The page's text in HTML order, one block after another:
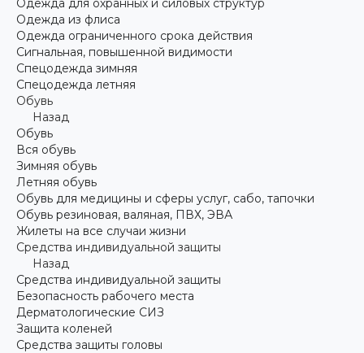
Одежда для охранных и силовых структур
Одежда из флиса
Одежда ограниченного срока действия
Сигнальная, повышенной видимости
Спецодежда зимняя
Спецодежда летняя
Обувь
Назад
Обувь
Вся обувь
Зимняя обувь
Летняя обувь
Обувь для медицины и сферы услуг, сабо, тапочки
Обувь резиновая, валяная, ПВХ, ЭВА
Жилеты на все случаи жизни
Средства индивидуальной защиты
Назад
Средства индивидуальной защиты
Безопасность рабочего места
Дерматологические СИЗ
Защита коленей
Средства защиты головы